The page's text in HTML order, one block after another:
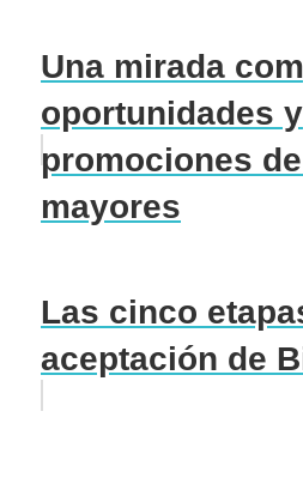
Una mirada
oportunidades y
promociones
mayores
Las cinco
aceptación de